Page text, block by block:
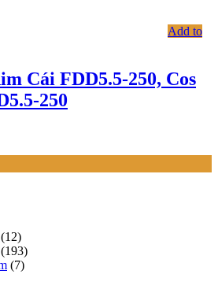
Add to
Cái FDD5.5-250, Cos
250
(12)
(193)
(7)